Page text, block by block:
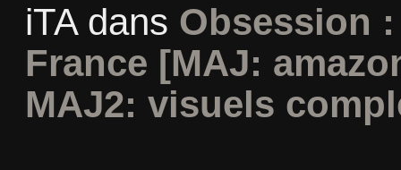
iTAdans Obsession
France [MAJ:
MAJ2: visuels